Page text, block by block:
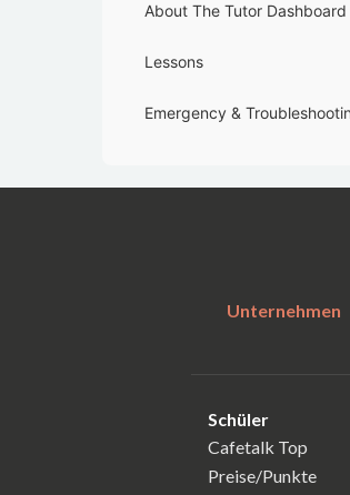
About The Tutor Dashboard
Lessons
Emergency &
Unternehmen
Schüler
Cafetalk Top
Preise/Punkte